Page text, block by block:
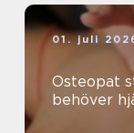
01. juli
Osteopat
behöver